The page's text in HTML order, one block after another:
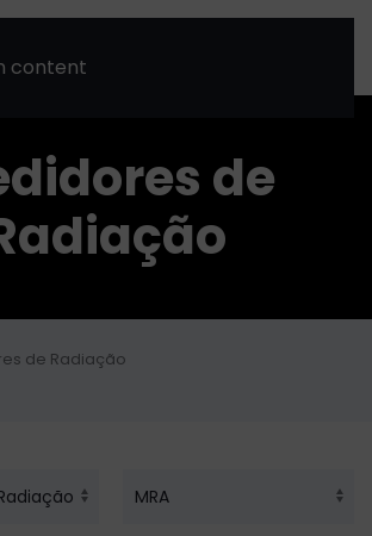
content
de
de Radiação